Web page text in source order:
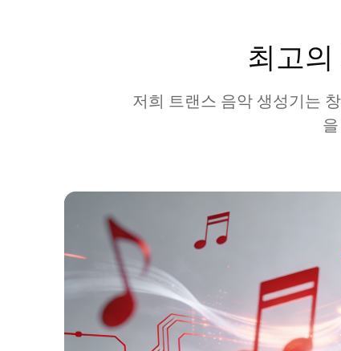
최고
저희 트랜스 음악 생성기는